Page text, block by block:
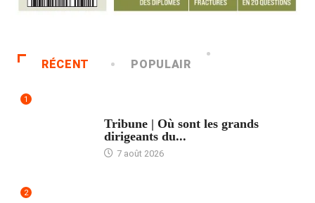
RÉCENT POPULAIR
1
Tribune | Où sont les grands
dirigeants du...
7 août 2026
2